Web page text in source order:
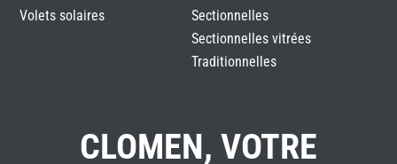
Volets solaires
Sectionnelles
Sectionnelles vitrées
Traditionnelles
CLOMEN, VOTRE